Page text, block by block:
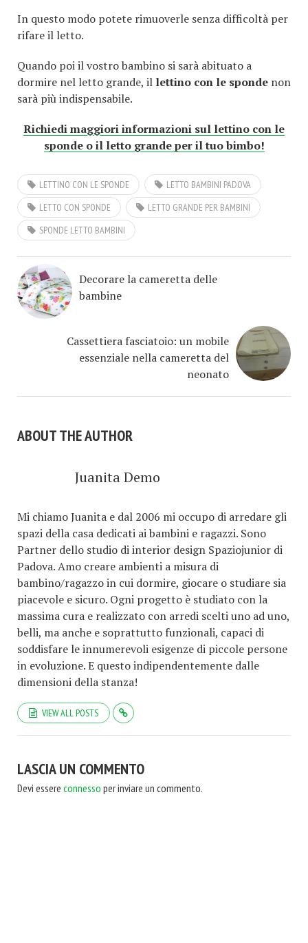
In questo modo potete rimuoverle senza difficoltà per
rifare il letto.
Quando poi il vostro bambino si sarà abituato a
dormire nel letto grande, il lettino con le sponde non
sarà più indispensabile.
Richiedi maggiori informazioni sul lettino con le
sponde o il letto grande per il tuo bimbo!
LETTINO CON LE SPONDE
LETTO BAMBINI PADOVA
LETTO CON SPONDE
LETTO GRANDE PER BAMBINI
SPONDE LETTO BAMBINI
Decorare la cameretta delle
bambine
Cassettiera fasciatoio: un mobile
essenziale nella cameretta del
neonato
ABOUT THE AUTHOR
Juanita Demo
Mi chiamo Juanita e dal 2006 mi occupo di arredare gli
spazi della casa dedicati ai bambini e ragazzi. Sono
Partner dello studio di interior design Spaziojunior di
Padova. Amo creare ambienti a misura di
bambino/ragazzo in cui dormire, giocare o studiare sia
piacevole e sicuro. Ogni progetto è studiato con la
massima cura e realizzato con arredi scelti uno ad uno,
belli, ma anche e soprattutto funzionali, capaci di
soddisfare le innumerevoli esigenze di piccole persone
in evoluzione. E questo indipendentemente dalle
dimensioni della stanza!
VIEW ALL POSTS
LASCIA UN COMMENTO
Devi essere connesso per inviare un commento.